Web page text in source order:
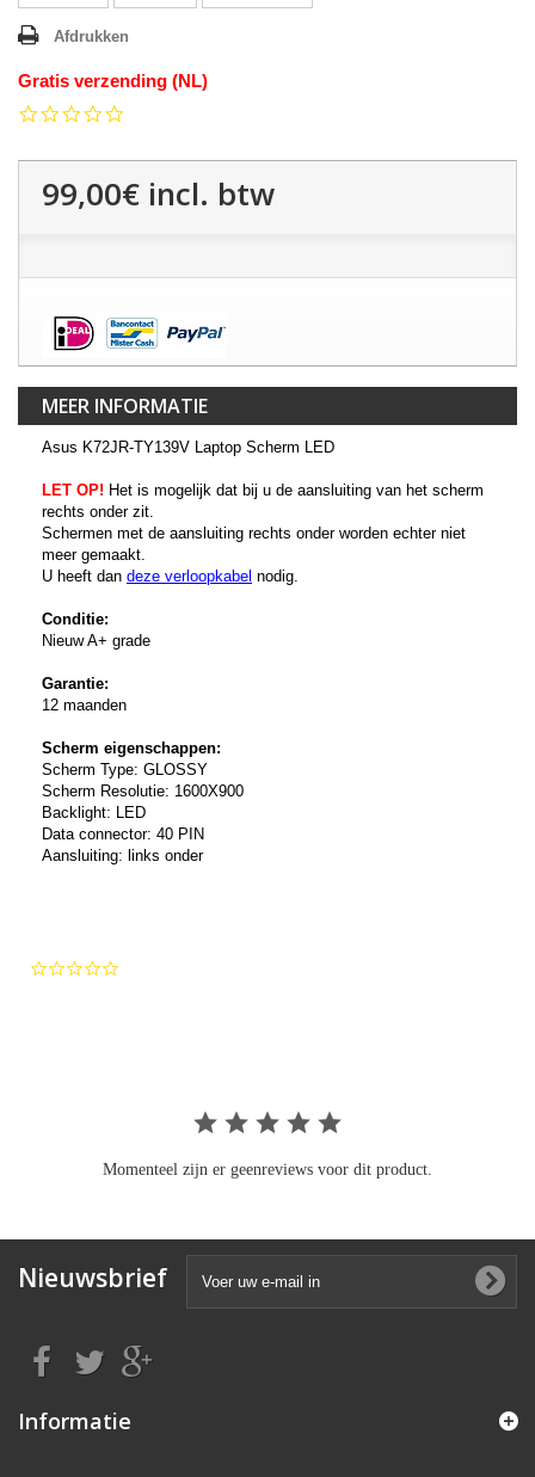
Afdrukken
Gratis verzending (NL)
99,00€ incl. btw
MEER INFORMATIE
Asus K72JR-TY139V Laptop Scherm LED
LET OP! Het is mogelijk dat bij u de aansluiting van het scherm
rechts onder zit.
Schermen met de aansluiting rechts onder worden echter niet
meer gemaakt.
U heeft dan deze verloopkabel nodig.
Conditie:
Nieuw A+ grade
Garantie:
12 maanden
Scherm eigenschappen:
Scherm Type: GLOSSY
Scherm Resolutie: 1600X900
Backlight: LED
Data connector: 40 PIN
Aansluiting: links onder
Momenteel zijn er geenreviews voor dit product.
Nieuwsbrief
Informatie